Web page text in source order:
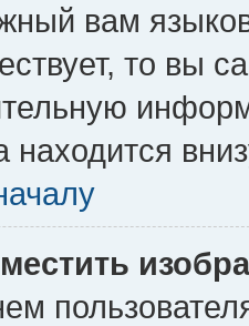
вам
то вы
находится